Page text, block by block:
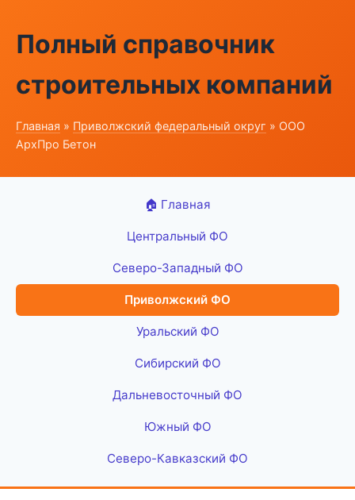
Полный справочник
строительных компаний
Главная » Приволжский федеральный округ » ООО
АрхПро Бетон
🏠 Главная
Центральный ФО
Северо-Западный ФО
Приволжский ФО
Уральский ФО
Сибирский ФО
Дальневосточный ФО
Южный ФО
Северо-Кавказский ФО